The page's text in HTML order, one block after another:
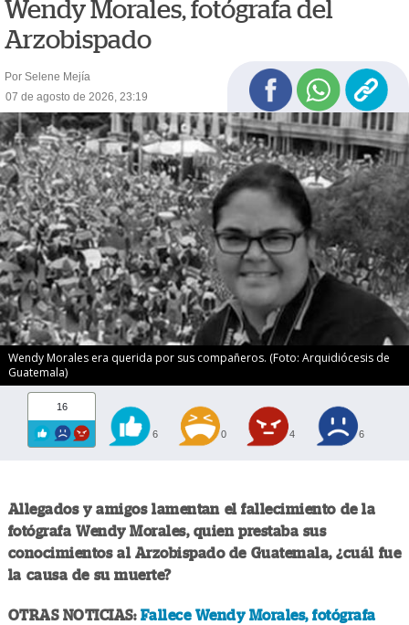
Wendy Morales, fotógrafa del
Arzobispado
Por Selene Mejía
07 de agosto de 2026, 23:19
Wendy Morales era querida por sus compañeros. (Foto: Arquidiócesis de
Guatemala)
16
6 0 4 6
Allegados y amigos lamentan el fallecimiento de la
fotógrafa Wendy Morales, quien prestaba sus
conocimientos al Arzobispado de Guatemala, ¿cuál fue
la causa de su muerte?
OTRAS NOTICIAS: Fallece Wendy Morales, fotógrafa